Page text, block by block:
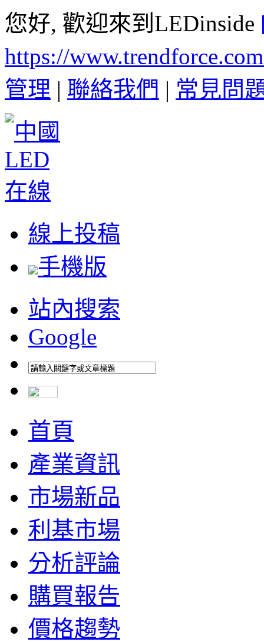
您好, 歡迎來到LEDinside
https://
管理 | 聯絡我們 | 常見問
線上投稿
手機版
站內搜索
Google
首頁
產業資訊
市場新品
利基市場
分析評論
購買報告
價格趨勢